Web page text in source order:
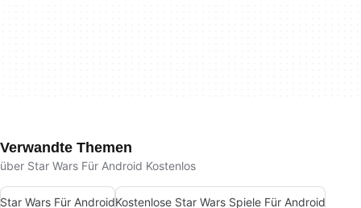
Verwandte Themen
über Star Wars Für Android Kostenlos
Star Wars Für AndroidKostenlose Star Wars Spiele Für Android